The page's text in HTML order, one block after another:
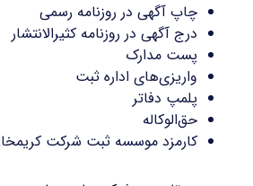
چاپ آگهی در روزنامه رسمی
درج آگهی در روزنامه کثیرالانتشار
پست مدارک
واریزی‌های اداره ثبت
پلمپ دفاتر
حق‌الوکاله
کارمزد موسسه ثبت شرکت